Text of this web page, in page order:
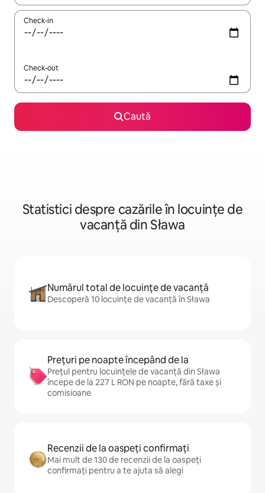
Check-in
Check-out
Caută
Statistici despre cazările în locuințe de
vacanță din Sława
Numărul total de locuințe de vacanță
Descoperă 10 locuințe de vacanță în Sława
Prețuri pe noapte începând de la
Prețul pentru locuințele de vacanță din Sława
începe de la 227 L RON pe noapte, fără taxe și
comisioane
Recenzii de la oaspeți confirmați
Mai mult de 130 de recenzii de la oaspeți
confirmați pentru a te ajuta să alegi